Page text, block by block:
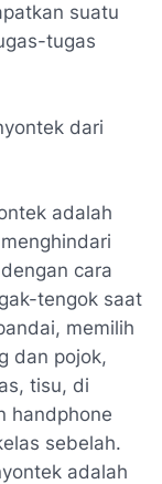
suatu
tugas
dari
adalah
cara
tengok saat
memilih
dan pojok,
tisu, di
handphone
sebelah.
adalah